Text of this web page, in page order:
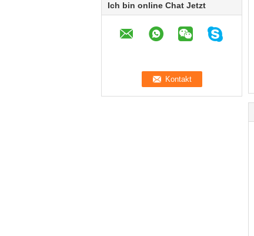
Ich bin online Chat Jetzt